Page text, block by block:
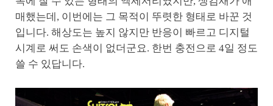
매했는데, 이번에는 그 목적이 뚜렷한 형태로 바꾼 것
입니다. 해상도는 높지 않지만 반응이 빠르고 디지털
시계로 써도 손색이 없더군요. 한번 충전으로 4일 정도
쓸 수 있답니다.